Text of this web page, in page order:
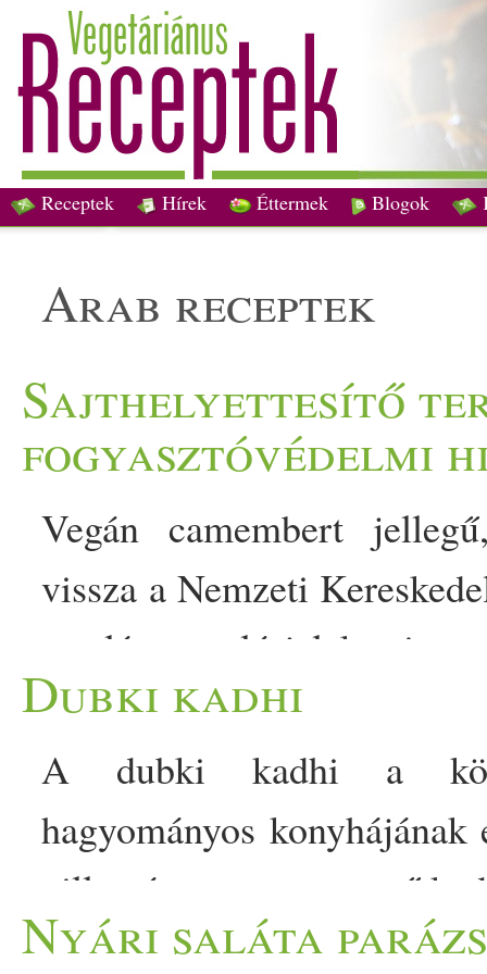
Receptek Hírek Éttermek Blogok
arab receptek
Sajthelyettesítő
fogyasztóvédelmi
Vegán camembert
vissza a Nemzeti
romlásra utaló jelek
vigye vissza a boltba,
Nature Kft. Bert C’Mon
kesudió-alapú,
készítmény 145 grammos
visszahívását
Dubki kadhi
A dubki kadhi a
hagyományos
pillantásra egy egyszerű
a titka az urad dálból
Nyári saláta